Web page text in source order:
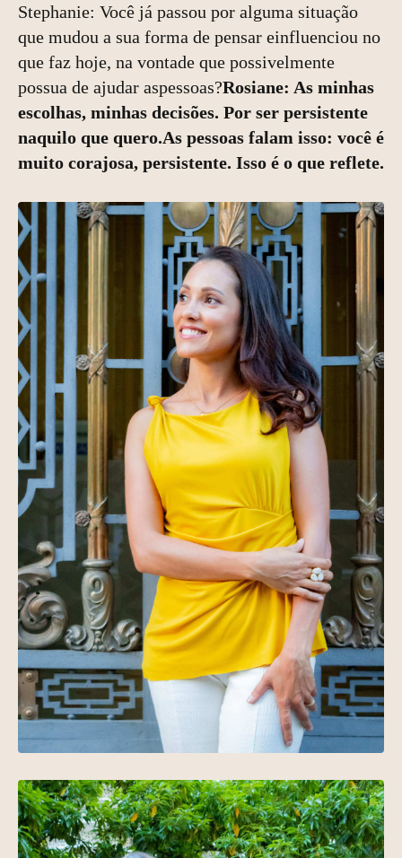
Stephanie: Você já passou por alguma situação
que mudou a sua forma de pensar einfluenciou no
que faz hoje, na vontade que possivelmente
possua de ajudar aspessoas?Rosiane: As minhas
escolhas, minhas decisões. Por ser persistente
naquilo que quero.As pessoas falam isso: você é
muito corajosa, persistente. Isso é o que reflete.